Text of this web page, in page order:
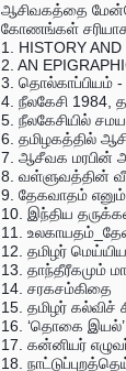
ஆசிவகத்தை
கோணங்கள் சரியாக
1. HISTORY
2. AN
3. தொல்காப்பியம்
4. நீலகேசி 1984,
5. நீலகேசியில்
6. தமிழகத்தில்
7. ஆசீவக மரபின்
8. வள்ளுவத்தின்
9. தேகவாதம்
10. இந்திய
11.
12. தமிழர்
13. தாந்தீரீகமும்
14. சரகசம்கிதை
15. தமிழர் கல்விச்
16. ‘தொகை இயல்’
17. கன்னியர்
18.